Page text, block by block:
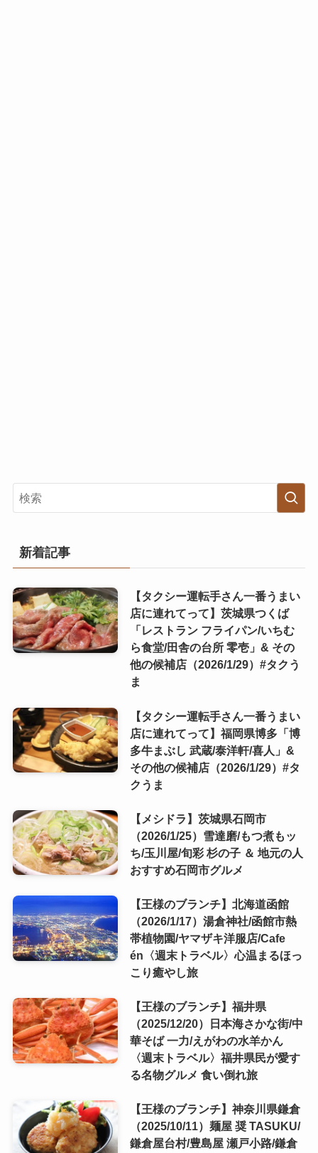
新着記事
【タクシー運転手さん一番うまい
店に連れてって】茨城県つくば
「レストラン フライパン/いちむ
ら食堂/田舎の台所 零壱」& その
他の候補店（2026/1/29）#タクう
ま
【タクシー運転手さん一番うまい
店に連れてって】福岡県博多「博
多牛まぶし 武蔵/泰洋軒/喜人」&
その他の候補店（2026/1/29）#タ
クうま
【メシドラ】茨城県石岡市
（2026/1/25）雪達磨/もつ煮もッ
ち/玉川屋/旬彩 杉の子 ＆ 地元の人
おすすめ石岡市グルメ
【王様のブランチ】北海道函館
（2026/1/17）湯倉神社/函館市熱
帯植物園/ヤマザキ洋服店/Cafe
én〈週末トラベル〉心温まるほっ
こり癒やし旅
【王様のブランチ】福井県
（2025/12/20）日本海さかな街/中
華そば 一力/えがわの水羊かん
〈週末トラベル〉福井県民が愛す
る名物グルメ 食い倒れ旅
【王様のブランチ】神奈川県鎌倉
（2025/10/11）麺屋 奨 TASUKU/
鎌倉屋台村/豊島屋 瀬戸小路/鎌倉